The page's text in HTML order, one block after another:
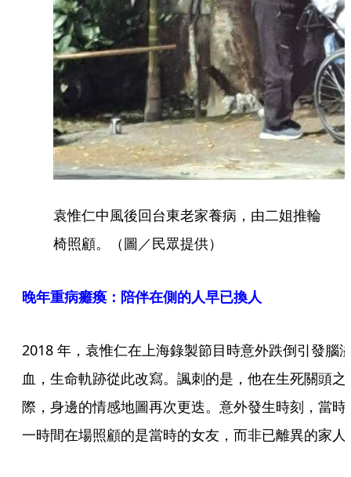
袁惟仁中風後回台東老家養病，由二姐推輪
椅照顧。（圖／民眾提供）
晚年重病癱瘓：陪伴在側的人早已換人
2018 年，袁惟仁在上海錄製節目時意外跌倒引發腦
血，生命軌跡從此改寫。諷刺的是，他在生死關頭之
際，身邊的情感地圖再次更迭。意外發生時刻，當時
一時間在場照顧的是當時的女友，而非已離異的家人